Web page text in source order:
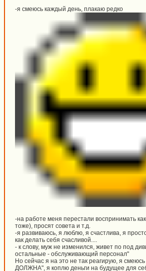
-я смеюсь каждый день, плакаю редко
-на работе меня перестали воспринимать
тоже), просят совета и т.д.
-я развиваюсь, я люблю, я счастлива, я
как делать себя счасливой....
- к слову, муж не изменился, живет по под
остальные - обслуживающий персонал"
Но сейчас я на это не так реагирую, я
ДОЛЖНА", я коплю деньги на будущее для